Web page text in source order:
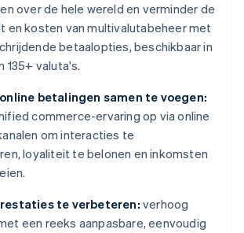
over de hele wereld en verminder de
en kosten van multivalutabeheer met
betaalopties, beschikbaar in
135+ valuta's.
betalingen samen te voegen:
commerce-ervaring op via online
om interacties te
loyaliteit te belonen en inkomsten
te verbeteren: verhoog
een reeks aanpasbare, eenvoudig